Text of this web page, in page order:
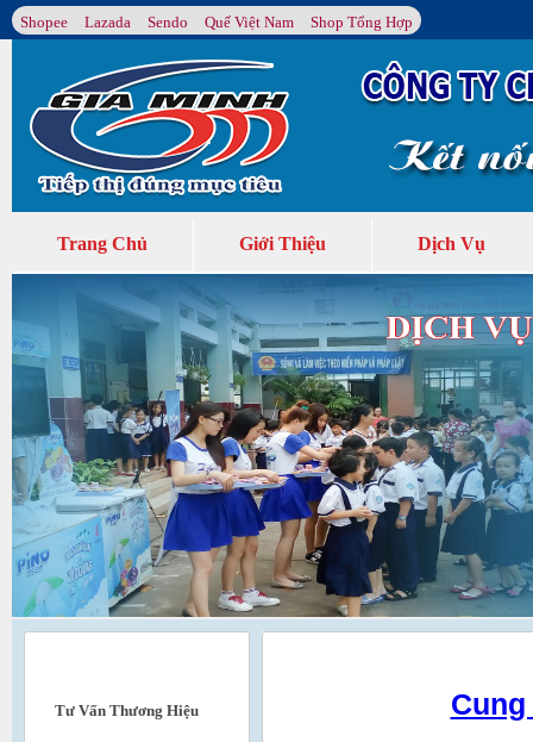
Shopee Lazada Sendo Quế Việt Nam Shop Tổng Hợp
Trang Chủ Giới Thiệu Dịch Vụ
Tư Vấn Thương Hiệu Cung